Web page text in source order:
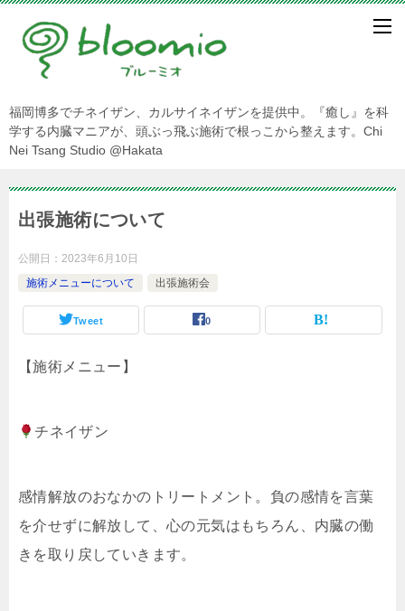
福岡博多でチネイザン、カルサイネイザンを提供中。『癒し』を科
学する内臓マニアが、頭ぶっ飛ぶ施術で根っこから整えます。Chi
Nei Tsang Studio @Hakata
出張施術について
公開日： 2023年6月10日
施術メニューについて
出張施術会
Tweet 0
【施術メニュー】
チネイザン
感情解放のおなかのトリートメント。負の感情を言葉
を介せずに解放して、心の元気はもちろん、内臓の働
きを取り戻していきます。